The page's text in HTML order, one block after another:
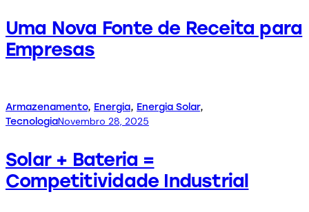
Uma Nova Fonte de Receita para
Empresas
Armazenamento, Energia, Energia Solar,
TecnologiaNovembro 28, 2025
Solar + Bateria =
Competitividade Industrial